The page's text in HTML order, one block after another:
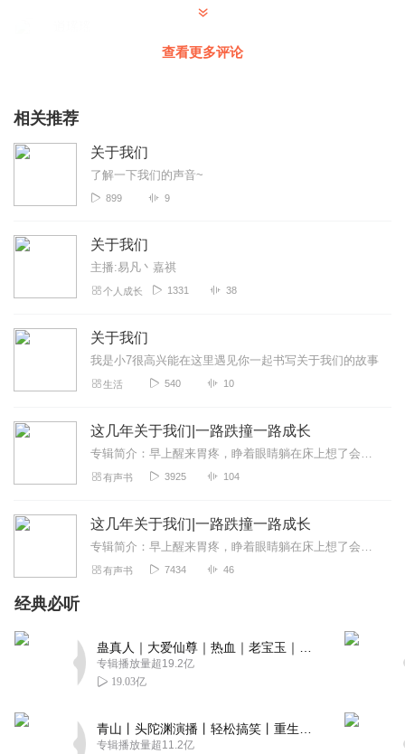
喜欢主播的声音，小姐姐的声音听着温柔又自然，还有点沧
小九喇嘛
感，很棒哦~
柚子泡_KKB
悠然小赞
达末利
治愈的声音，优美的歌
2021-12-31
害w真难
主播要坚持更新啊，太喜欢你了
查看更多评论
相关推荐
关于我们
了解一下我们的声音~
899 9
关于我们
主播:易凡丶嘉祺
个人成长 1331 38
关于我们
我是小7很高兴能在这里遇见你一起书写关于我们的故事
生活 540 10
这几年关于我们|一路跌撞一路成长
专辑简介：早上醒来胃疼，睁着眼睛躺在床上想了会，确定燕子已经出门，下楼买早餐。走出那条长长的巷子口，经过报亭和川菜馆，再过红绿灯，就看到林立在街道两旁的早餐店和...
有声书 3925 104
这几年关于我们|一路跌撞一路成长
专辑简介：早上醒来胃疼，睁着眼睛躺在床上想了会，确定燕子已经出门，下楼买早餐。走出那条长长的巷子口，经过报亭和川菜馆，再过红绿灯，就看到林立在街道两旁的早餐店和...
有声书 7434 46
经典必听
专辑播放量超19.2亿
19.03亿
专辑播放量超11.2亿